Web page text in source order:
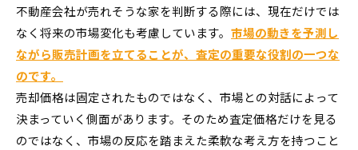
不動産会社が売れそうな家を判断する際には、現在だけでは
なく将来の市場変化も考慮しています。 市場の動きを予測し
ながら販売計画を立てることが、査定の重要な役割の一つな
のです。
売却価格は固定されたものではなく、市場との対話によって
決まっていく側面があります。そのため査定価格だけを見る
のではなく、市場の反応を踏まえた柔軟な考え方を持つこと